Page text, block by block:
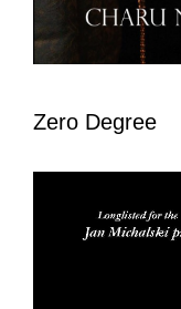
Zero Degree